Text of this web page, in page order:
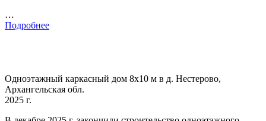
…
Подробнее
Одноэтажный каркасный дом 8х10 м в д. Нестерово,
Архангельская обл.
2025 г.